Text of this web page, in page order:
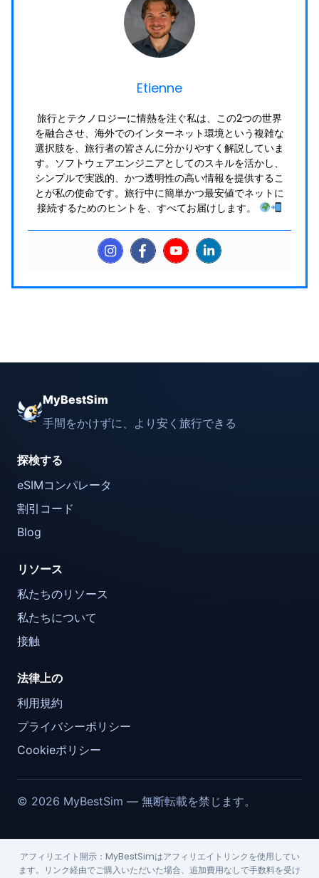
Etienne
旅行とテクノロジーに情熱を注ぐ私は、この2つの世界
を融合させ、海外でのインターネット環境という複雑な
選択肢を、旅行者の皆さんに分かりやすく解説していま
す。ソフトウェアエンジニアとしてのスキルを活かし、
シンプルで実践的、かつ透明性の高い情報を提供するこ
とが私の使命です。旅行中に簡単かつ最安値でネットに
接続するためのヒントを、すべてお届けします。
MyBestSim
手間をかけずに、より安く旅行できる
探検する
eSIMコンパレータ
割引コード
Blog
リソース
私たちのリソース
私たちについて
接触
法律上の
利用規約
プライバシーポリシー
Cookieポリシー
© 2026 MyBestSim — 無断転載を禁じます。
アフィリエイト開示：MyBestSimはアフィリエイトリンクを使用してい
ます。リンク経由でご購入いただいた場合、追加費用なしで手数料を受け